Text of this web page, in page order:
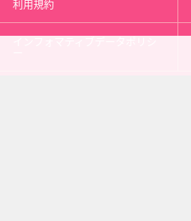
利用規約
インフォマティブデータポリシ